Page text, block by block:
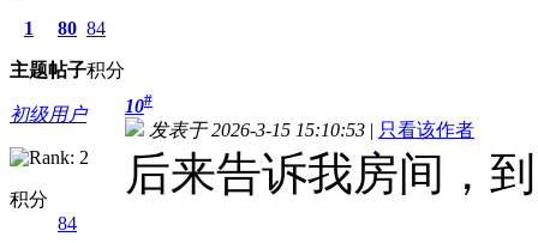
1
主题
80
帖子
84
积分
初级用户
积分
84
10#
发表于 2026-3-15 15:10:53 | 只看该作者
后来告诉我房间，